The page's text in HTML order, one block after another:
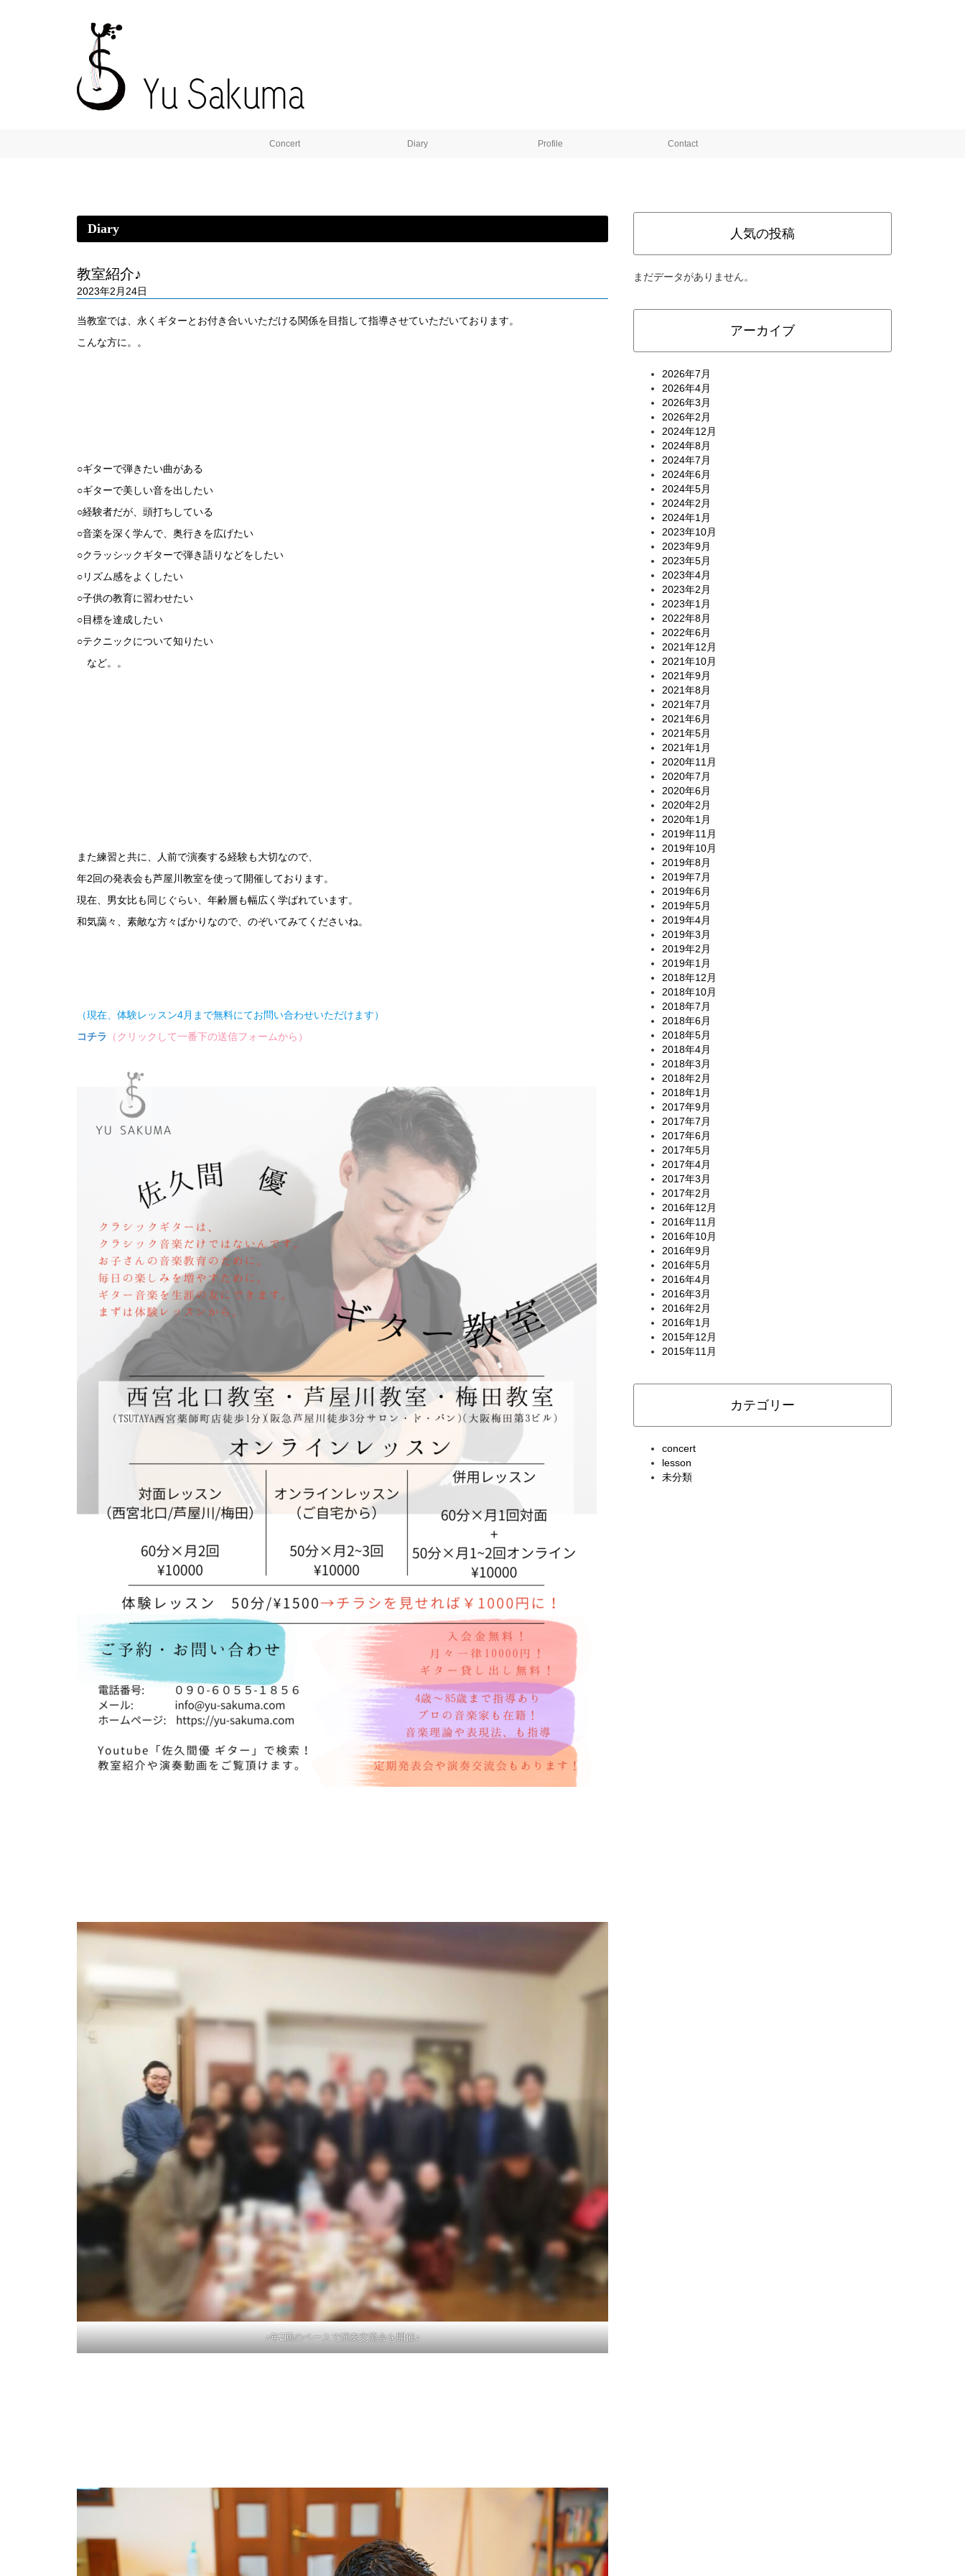
Concert Diary Profile Contact
Diary
教室紹介♪
2023年2月24日
当教室では、永くギターとお付き合いいただける関係を目指して指導させていただいております。
こんな方に。。
○ギターで弾きたい曲がある
○ギターで美しい音を出したい
○経験者だが、頭打ちしている
○音楽を深く学んで、奥行きを広げたい
○クラッシックギターで弾き語りなどをしたい
○リズム感をよくしたい
○子供の教育に習わせたい
○目標を達成したい
○テクニックについて知りたい
など。。
また練習と共に、人前で演奏する経験も大切なので、
年2回の発表会も芦屋川教室を使って開催しております。
現在、男女比も同じぐらい、年齢層も幅広く学ばれています。
和気藹々、素敵な方々ばかりなので、のぞいてみてくださいね。
（現在、体験レッスン4月まで無料にてお問い合わせいただけます）
コチラ
（クリックして一番下の送信フォームから）
♪年2回のペースで演奏交流会を開催♪
人気の投稿
まだデータがありません。
アーカイブ
2026年7月
2026年4月
2026年3月
2026年2月
2024年12月
2024年8月
2024年7月
2024年6月
2024年5月
2024年2月
2024年1月
2023年10月
2023年9月
2023年5月
2023年4月
2023年2月
2023年1月
2022年8月
2022年6月
2021年12月
2021年10月
2021年9月
2021年8月
2021年7月
2021年6月
2021年5月
2021年1月
2020年11月
2020年7月
2020年6月
2020年2月
2020年1月
2019年11月
2019年10月
2019年8月
2019年7月
2019年6月
2019年5月
2019年4月
2019年3月
2019年2月
2019年1月
2018年12月
2018年10月
2018年7月
2018年6月
2018年5月
2018年4月
2018年3月
2018年2月
2018年1月
2017年9月
2017年7月
2017年6月
2017年5月
2017年4月
2017年3月
2017年2月
2016年12月
2016年11月
2016年10月
2016年9月
2016年5月
2016年4月
2016年3月
2016年2月
2016年1月
2015年12月
2015年11月
カテゴリー
concert
lesson
未分類